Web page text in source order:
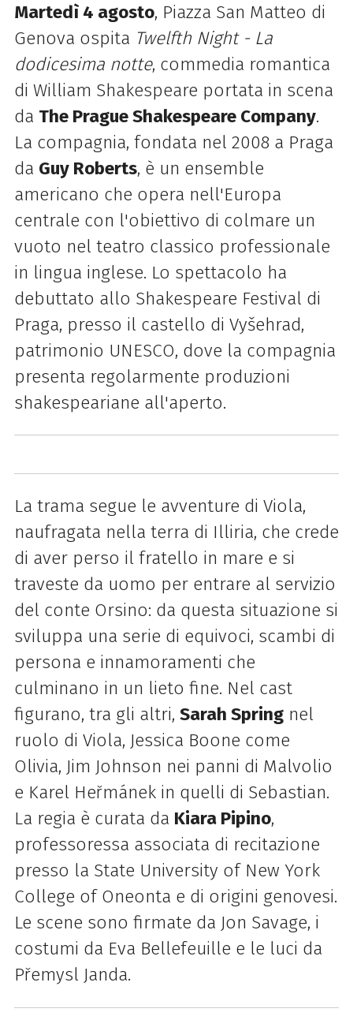
Martedì 4 agosto, Piazza San Matteo di
Genova ospita Twelfth Night - La
dodicesima notte, commedia romantica
di William Shakespeare portata in scena
da The Prague Shakespeare Company.
La compagnia, fondata nel 2008 a Praga
da Guy Roberts, è un ensemble
americano che opera nell'Europa
centrale con l'obiettivo di colmare un
vuoto nel teatro classico professionale
in lingua inglese. Lo spettacolo ha
debuttato allo Shakespeare Festival di
Praga, presso il castello di Vyšehrad,
patrimonio UNESCO, dove la compagnia
presenta regolarmente produzioni
shakespeariane all'aperto.
La trama segue le avventure di Viola,
naufragata nella terra di Illiria, che crede
di aver perso il fratello in mare e si
traveste da uomo per entrare al servizio
del conte Orsino: da questa situazione si
sviluppa una serie di equivoci, scambi di
persona e innamoramenti che
culminano in un lieto fine. Nel cast
figurano, tra gli altri, Sarah Springnel
ruolo di Viola, Jessica Boone come
Olivia, Jim Johnson nei panni di Malvolio
e Karel Heřmánek in quelli di Sebastian.
La regia è curata da Kiara Pipino,
professoressa associata di recitazione
presso la State University of New York
College of Oneonta e di origini genovesi.
Le scene sono firmate da Jon Savage, i
costumi da Eva Bellefeuille e le luci da
Přemysl Janda.